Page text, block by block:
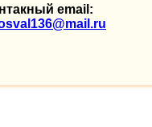
email: